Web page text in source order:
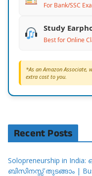
For Bank/SSC
Study
Best for Online
*As an Amazon Associate,
extra cost to you.
Recent Posts
Solopreneurship in
ബിസിനസ്സ് തുടങ്ങാം |